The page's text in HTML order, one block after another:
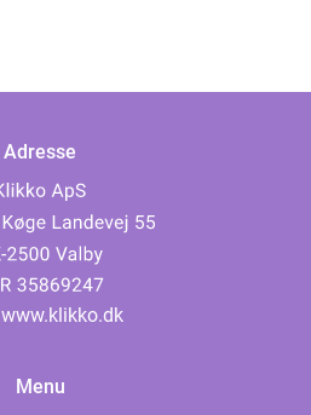
Adresse
www.klikko.dk
Menu